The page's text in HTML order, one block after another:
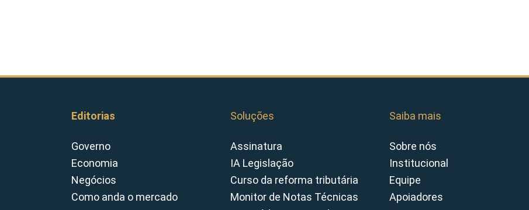
Editorias
Governo
Economia
Negócios
Como anda o mercado
Soluções
Assinatura
IA Legislação
Curso da reforma tributária
Monitor de Notas Técnicas
Saiba mais
Sobre nós
Institucional
Equipe
Apoiadores